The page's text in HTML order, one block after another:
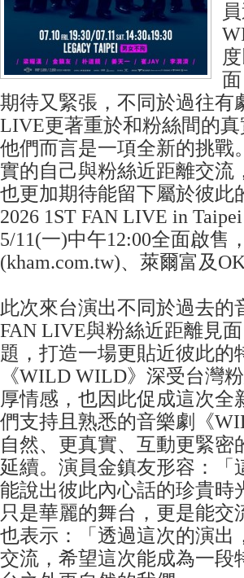
期待又緊張，不同於過往有
LIVE更著重於和粉絲間的
他們而言是一項全新的挑戰
實的自己與粉絲近距離交流
也更加期待能留下屬於彼
2026 1ST FAN LIVE in
5/11(一)中午12:00全面啟售
(kham.com.tw)、萊爾富及
此次來台演出不同於過去
FAN LIVE與粉絲近距離見
題，打造一場更貼近彼此
《WILD WILD》深受台灣
厚情感，也因此促成這次
們支持且熟悉的音樂劇《
自然、更真實、互動更緊
延續。演員金鎮友形容：「
能說出彼此內心話的珍貴時
只是華麗的舞台，更是能
也表示：「透過這次的演出
交流，希望這次能成為一段